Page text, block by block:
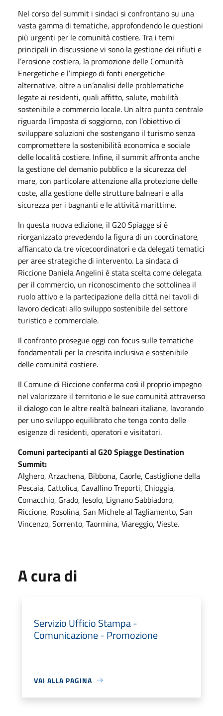
Nel corso del summit i sindaci si confrontano su una
vasta gamma di tematiche, approfondendo le questioni
più urgenti per le comunità costiere. Tra i temi
principali in discussione vi sono la gestione dei rifiuti e
l’erosione costiera, la promozione delle Comunità
Energetiche e l’impiego di fonti energetiche
alternative, oltre a un’analisi delle problematiche
legate ai residenti, quali affitto, salute, mobilità
sostenibile e commercio locale. Un altro punto centrale
riguarda l’imposta di soggiorno, con l’obiettivo di
sviluppare soluzioni che sostengano il turismo senza
compromettere la sostenibilità economica e sociale
delle località costiere. Infine, il summit affronta anche
la gestione del demanio pubblico e la sicurezza del
mare, con particolare attenzione alla protezione delle
coste, alla gestione delle strutture balneari e alla
sicurezza per i bagnanti e le attività marittime.
In questa nuova edizione, il G20 Spiagge si è
riorganizzato prevedendo la figura di un coordinatore,
affiancato da tre vicecoordinatori e da delegati tematici
per aree strategiche di intervento. La sindaca di
Riccione Daniela Angelini è stata scelta come delegata
per il commercio, un riconoscimento che sottolinea il
ruolo attivo e la partecipazione della città nei tavoli di
lavoro dedicati allo sviluppo sostenibile del settore
turistico e commerciale.
Il confronto prosegue oggi con focus sulle tematiche
fondamentali per la crescita inclusiva e sostenibile
delle comunità costiere.
Il Comune di Riccione conferma così il proprio impegno
nel valorizzare il territorio e le sue comunità attraverso
il dialogo con le altre realtà balneari italiane, lavorando
per uno sviluppo equilibrato che tenga conto delle
esigenze di residenti, operatori e visitatori.
Comuni partecipanti al G20 Spiagge Destination
Summit:
Alghero, Arzachena, Bibbona, Caorle, Castiglione della
Pescaia, Cattolica, Cavallino Treporti, Chioggia,
Comacchio, Grado, Jesolo, Lignano Sabbiadoro,
Riccione, Rosolina, San Michele al Tagliamento, San
Vincenzo, Sorrento, Taormina, Viareggio, Vieste.
A cura di
Servizio Ufficio Stampa -
Comunicazione - Promozione
VAI ALLA PAGINA